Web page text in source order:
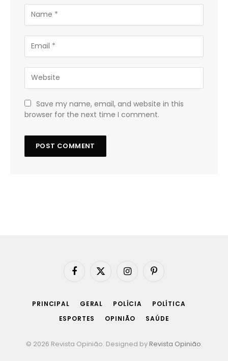
Save my name, email, and website in this
browser for the next time I comment.
Facebook
X
InstagramPinterest
PRINCIPAL GERAL POLÍCIA
POLÍTICA
ESPORTES
OPINIÃO SAÚDE
© 2026 Revista Opinião. Designed by Revista Opinião.